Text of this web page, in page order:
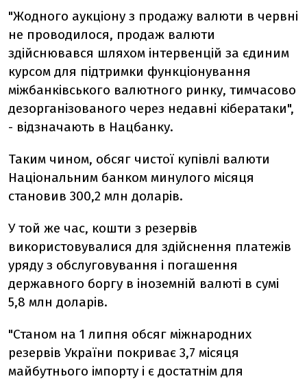
"Жодного аукціону з продажу валюти в червні
не проводилося, продаж валюти
здійснювався шляхом інтервенцій за єдиним
курсом для підтримки функціонування
міжбанківського валютного ринку, тимчасово
дезорганізованого через недавні кібератаки",
- відзначають в Нацбанку.
Таким чином, обсяг чистої купівлі валюти
Національним банком минулого місяця
становив 300,2 млн доларів.
У той же час, кошти з резервів
використовувалися для здійснення платежів
уряду з обслуговування і погашення
державного боргу в іноземній валюті в сумі
5,8 млн доларів.
"Станом на 1 липня обсяг міжнародних
резервів України покриває 3,7 місяця
майбутнього імпорту і є достатнім для